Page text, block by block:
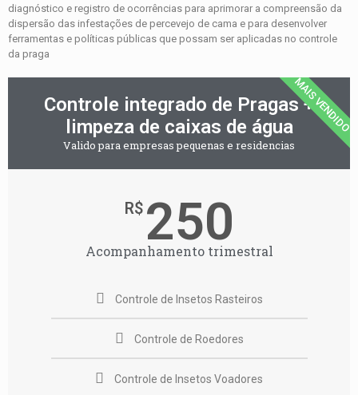
diagnóstico e registro de ocorrências para aprimorar a compreensão da
dispersão das infestações de percevejo de cama e para desenvolver
ferramentas e políticas públicas que possam ser aplicadas no controle
da praga
Controle integrado de Pragas +
limpeza de caixas de água
Valido para empresas pequenas e residencias
R$ 250
Acompanhamento trimestral
Controle de Insetos Rasteiros
Controle de Roedores
Controle de Insetos Voadores
MAIS VENDIDO